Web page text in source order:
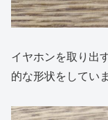
イヤホンを取り出
的な形状をしてい